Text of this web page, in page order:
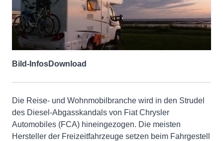
Bild-InfosDownload
Die Reise- und Wohnmobilbranche wird in den Strudel
des Diesel-Abgasskandals von Fiat Chrysler
Automobiles (FCA) hineingezogen. Die meisten
Hersteller der Freizeitfahrzeuge setzen beim Fahrgestell